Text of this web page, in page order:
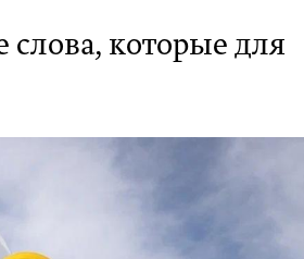
которые для